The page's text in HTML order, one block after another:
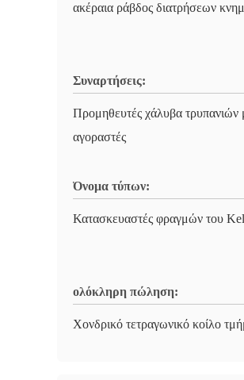
ακέραια ράβδος διατρήσεων
Συναρτήσεις:
Προμηθευτές χάλυβα τρυπανιών
αγοραστές
Όνομα τύπων:
Κατασκευαστές φραγμών του
ολόκληρη πώληση:
Χονδρικό τετραγωνικό κοίλο